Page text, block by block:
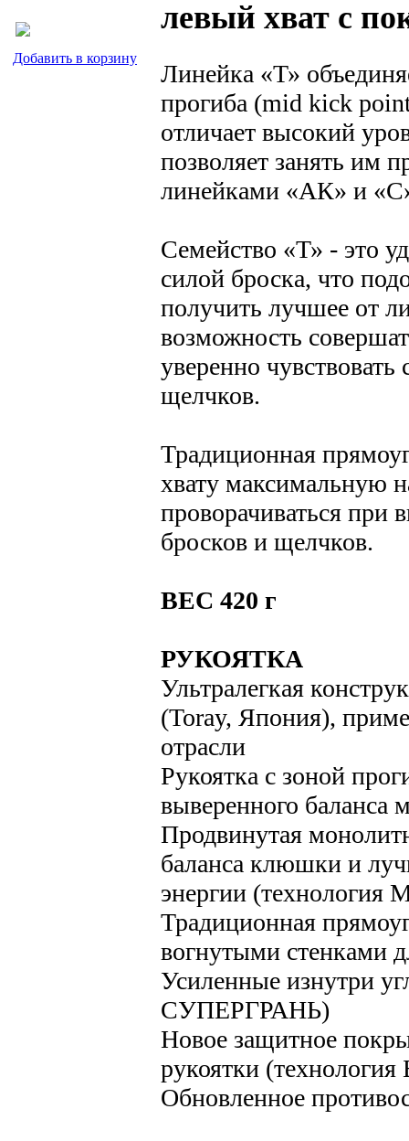
Добавить в корзину
левый хват с
Линейка «Т»
прогиба (mid kick
отличает высокий
позволяет занять им
линейками «АК» и
Семейство «Т» - это
силой броска, что
получить лучшее от
возможность
уверенно
щелчков.
Традиционная
хвату максимальную
проворачиваться
бросков и щелчков.
ВЕС 420 г
РУКОЯТКА
Ультралегкая
(Toray, Япония),
отрасли
Рукоятка с зоной
выверенного баланса
Продвинутая
баланса клюшки и
энергии
Традиционная
вогнутыми стенками
Усиленные изнутри
СУПЕРГРАНЬ)
Новое защитное
рукоятки
Обновленное